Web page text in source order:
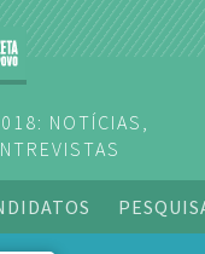
NOTÍCIAS,